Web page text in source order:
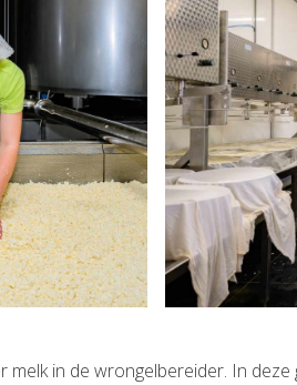
melk in de wrongelbereider. In